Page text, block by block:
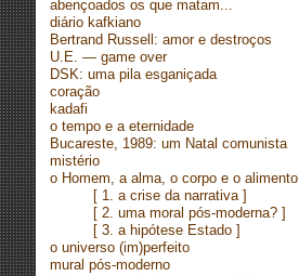
abençoados os que matam...
diário kafkiano
Bertrand Russell: amor e destroços
U.E. — game over
DSK: uma pila esganiçada
coração
kadafi
o tempo e a eternidade
Bucareste, 1989: um Natal comunista
mistério
o Homem, a alma, o corpo e o alimento
[ 1. a crise da narrativa]
[ 2. uma moral pós-moderna? ]
[ 3. a hipótese Estado ]
o universo (im)perfeito
mural pós-moderno